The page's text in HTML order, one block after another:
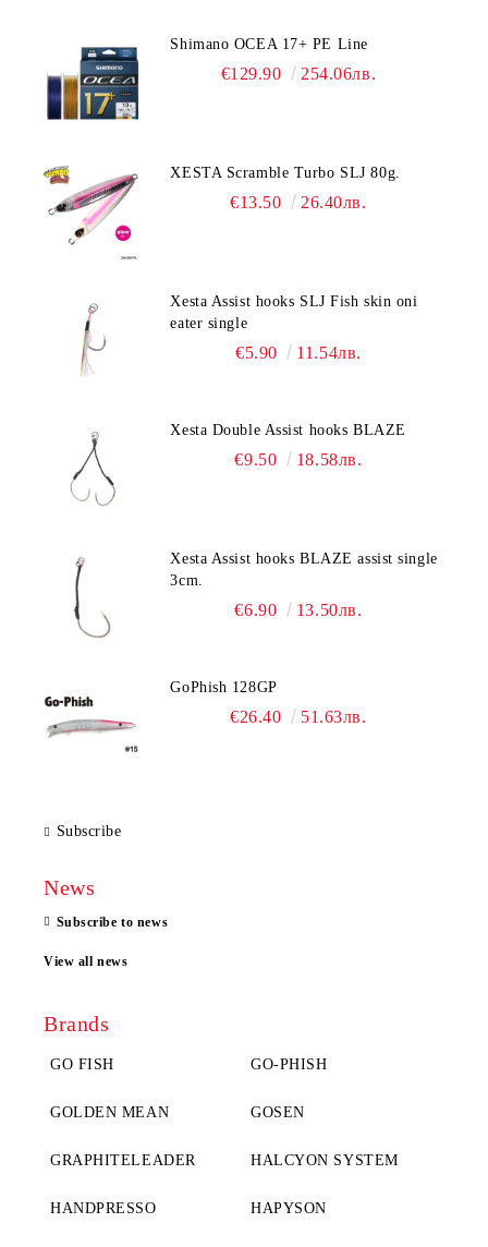
Shimano OCEA 17+ PE Line
€129.90 254.06лв.
XESTA Scramble Turbo SLJ 80g.
€13.50 26.40лв.
Xesta Assist hooks SLJ Fish skin oni
eater single
€5.90 11.54лв.
Xesta Double Assist hooks BLAZE
€9.50 18.58лв.
Xesta Assist hooks BLAZE assist single
3cm.
€6.90 13.50лв.
GoPhish 128GP
€26.40 51.63лв.
Subscribe
News
Subscribe to news
View all news
Brands
GO FISH GO-PHISH
GOLDEN MEAN GOSEN
GRAPHITELEADER HALCYON SYSTEM
HANDPRESSO HAPYSON